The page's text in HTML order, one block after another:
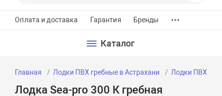
Оплата и доставка Гарантия Бренды ...
Каталог
Главная Лодки ПВХ гребные в Астрахани Лодки ПВХ
Лодка Sea-pro 300 К гребная